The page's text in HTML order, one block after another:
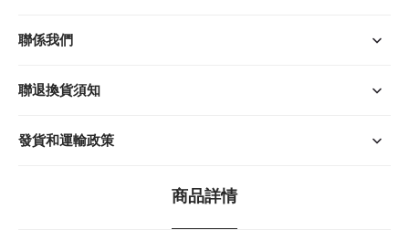
聯係我們
聯退換貨須知
發貨和運輸政策
商品詳情